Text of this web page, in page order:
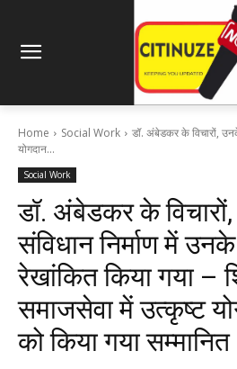
Home Social Work
डॉ. अंबेडकर के विचारों,
योगदान...
Social Work
डॉ. अंबेडकर के
संविधान निर्माण में
रेखांकित किया गया –
समाजसेवा में उत्कृष्ट
को किया गया सम्मानित